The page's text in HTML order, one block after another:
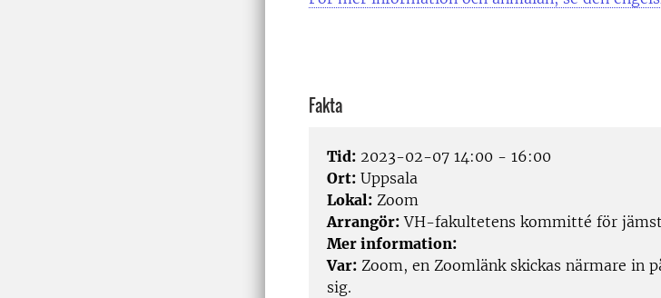
Fakta
Tid: 2023-02-07 14:00 - 16:00
Ort: Uppsala
Lokal: Zoom
Arrangör: VH-fakultetens kommitté för
Mer information:
Var: Zoom, en Zoomlänk skickas närmare in
sig.